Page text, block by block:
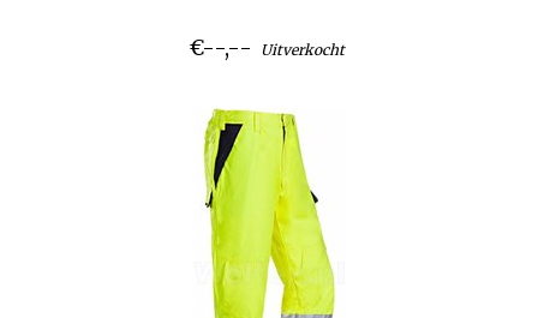
€--,-- Uitverkocht